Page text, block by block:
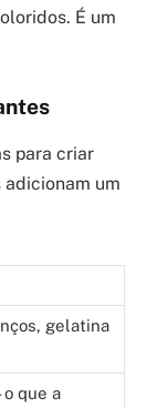
É um
para criar
um
gelatina
que a